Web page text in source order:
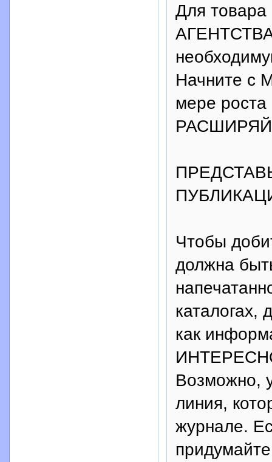
Для
Начните с
мере
Чтобы
должна
как
Возможно,
линия,
журнале.